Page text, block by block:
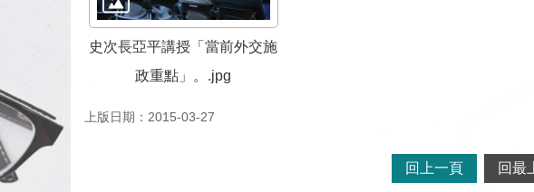
史次長亞平講授「當前外交施
政重點」。.jpg
上版日期：2015-03-27
回上一頁 回最